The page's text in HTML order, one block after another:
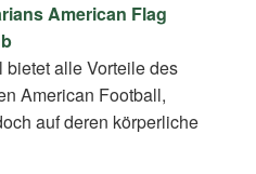
American Flag
bietet alle Vorteile des
American Football,
auf deren körperliche